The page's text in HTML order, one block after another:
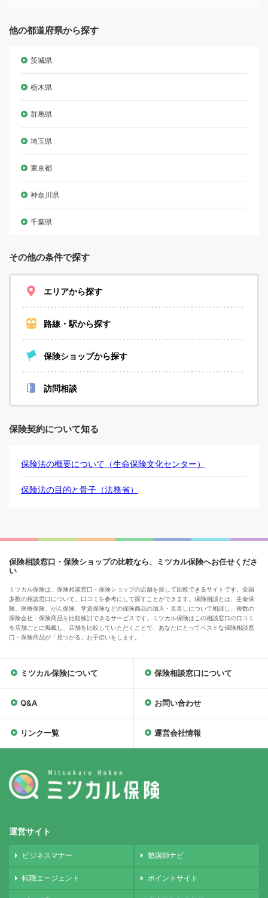
他の都道府県から探す
茨城県
栃木県
群馬県
埼玉県
東京都
神奈川県
千葉県
その他の条件で探す
エリアから探す
路線・駅から探す
保険ショップから探す
訪問相談
保険契約について知る
保険法の概要について（生命保険文化センター）
保険法の目的と骨子（法務省）
保険相談窓口・保険ショップの比較なら、ミツカル保険へお任せくださ
い
ミツカル保険は、保険相談窓口・保険ショップの店舗を探して比較できるサイトです。全国
多数の相談窓口について、口コミを参考にして探すことができます。保険相談とは、生命保
険、医療保険、がん保険、学資保険などの保険商品の加入・見直しについて相談し、複数の
保険会社・保険商品を比較検討できるサービスです。ミツカル保険はこの相談窓口の口コミ
を店舗ごとに掲載し、店舗を比較していただくことで、あなたにとってベストな保険相談窓
口・保険商品が「見つかる」お手伝いをします。
ミツカル保険について 保険相談窓口について
Q&A お問い合わせ
リンク一覧 運営会社情報
運営サイト
ビジネスマナー 塾講師ナビ
転職エージェント ポイントサイト